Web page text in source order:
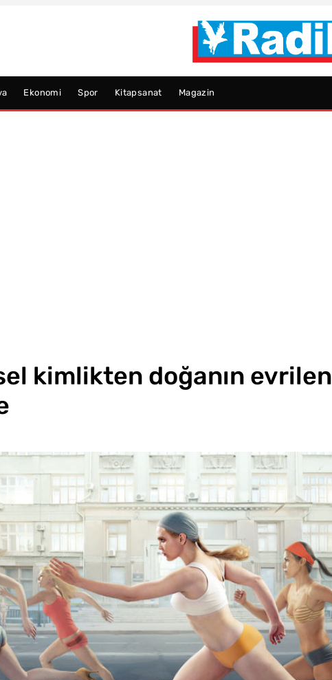
Ekonomi Spor Kitapsanat Magazin
kimlikten doğanın evrilen